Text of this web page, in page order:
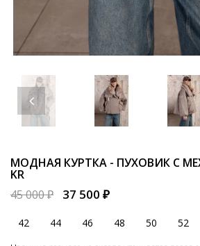
МОДНАЯ КУРТКА - ПУХОВИК С
KR
45 000 ₽
37 500 ₽
42 44 46 48 50 52